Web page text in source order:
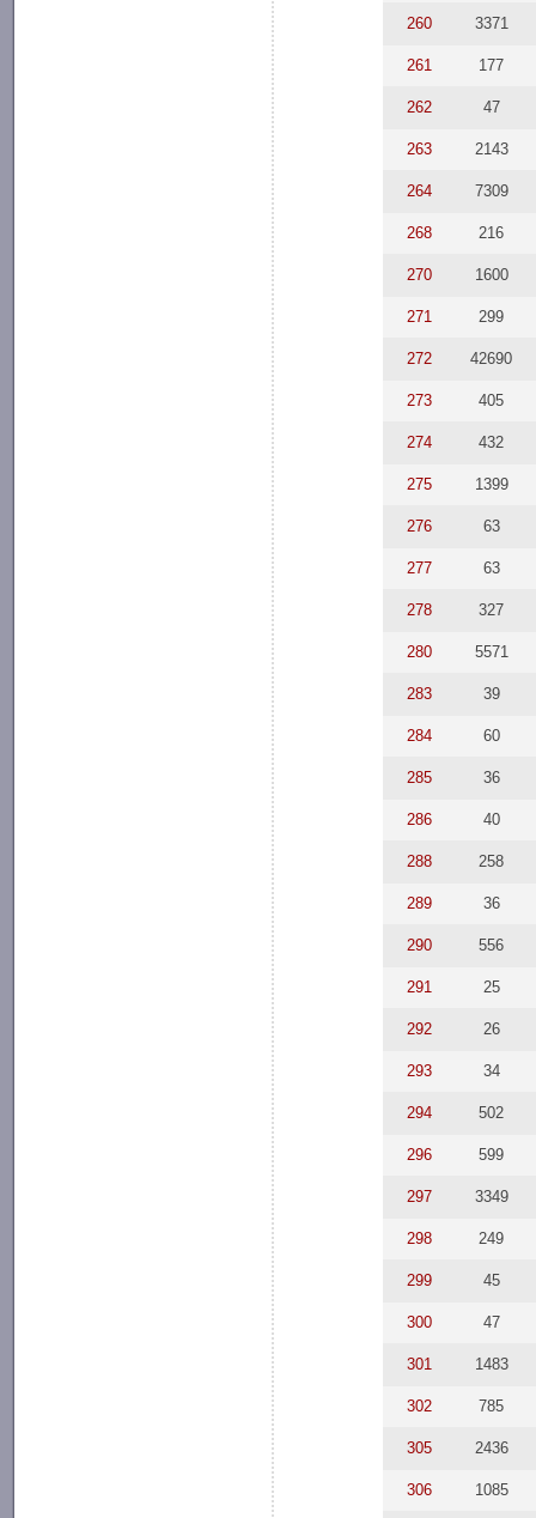
260 3371
261 177
262 47
263 2143
264 7309
268 216
270 1600
271 299
272 42690
273 405
274 432
275 1399
276 63
277 63
278 327
280 5571
283 39
284 60
285 36
286 40
288 258
289 36
290 556
291 25
292 26
293 34
294 502
296 599
297 3349
298 249
299 45
300 47
301 1483
302 785
305 2436
306 1085